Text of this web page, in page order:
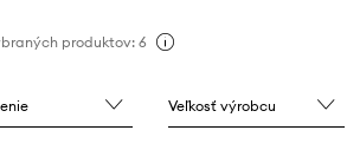
produktov: 6
Veľkosť výrobcu